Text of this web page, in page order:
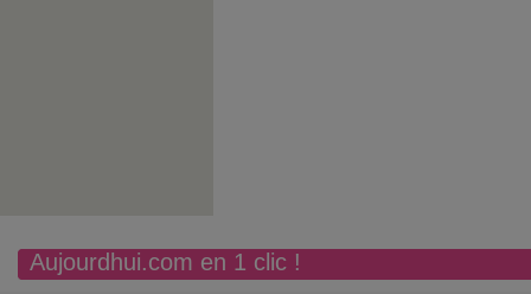
Aujourdhui.com en 1 clic !